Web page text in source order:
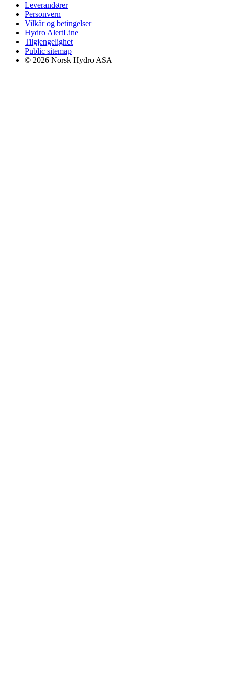
Leverandører
Personvern
Vilkår og betingelser
Hydro AlertLine
Tilgjengelighet
Public sitemap
© 2026 Norsk Hydro ASA